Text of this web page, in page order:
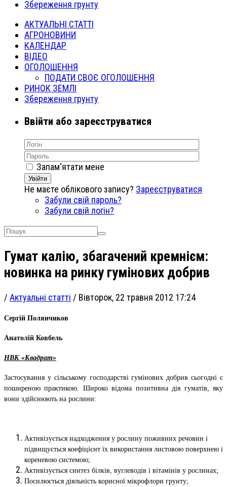
Збереження грунту
АКТУАЛЬНІ СТАТТІ
АГРОНОВИНИ
КАЛЕНДАР
ВІДЕО
ОГОЛОШЕННЯ
ПОДАТИ СВОЄ ОГОЛОШЕННЯ
РИНОК ЗЕМЛІ
Збереження грунту
Ввійти або зареєструватися
Запам'ятати мене
Увійти
Не маєте облікового запису? Зареєструватися
Забули свій пароль?
Забули свій логін?
Гумат калію, збагачений кремнієм:
новинка на ринку гумінових добрив
/ Актуальні статті / Вівторок, 22 травня 2012 17:24
Сергій Полянчиков
Анатолій Ковбель
НВК «Квадрат»
Застосування у сільському господарстві гумінових добрив сьогодні є
поширеною практикою. Широко відома позитивна дія гуматів, яку
вони здійснюють на рослини:
Активізується надходження у рослину поживних речовин і
підвищується коефіцієнт їх використання листовою поверхнею і
кореневою системою;
Активізується синтез білків, вуглеводів і вітамінів у рослинах;
Посилюється діяльність корисної мікрофлори грунту;